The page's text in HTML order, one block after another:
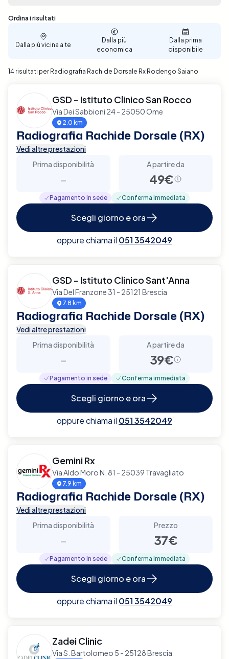
l'ora che meglio si adattano alle tue esigenze.
Prenota ora per un'esperienza senza stress e per un
passo avanti verso il benessere della tua colonna
vertebrale a Rodengo Saiano.
Sono stati trovati 14 risultati
Ordina i risultati
Dalla più vicina a te
Dalla più
economica
Dalla prima
disponibile
14 risultati per Radiografia Rachide Dorsale Rx Rodengo Saiano
GSD - Istituto Clinico San Rocco
Via Dei Sabbioni 24 - 25050 Ome
2.0 km
Radiografia Rachide Dorsale (RX)
Vedi altre prestazioni
Prima disponibilità
-
A partire da
49€
Pagamento in sede Conferma immediata
Scegli giorno e ora
oppure chiama il 051 3542049
GSD - Istituto Clinico Sant'Anna
Via Del Franzone 31 - 25121 Brescia
7.8 km
Radiografia Rachide Dorsale (RX)
Vedi altre prestazioni
Prima disponibilità
-
A partire da
39€
Pagamento in sede Conferma immediata
Scegli giorno e ora
oppure chiama il 051 3542049
Gemini Rx
Via Aldo Moro N. 81 - 25039 Travagliato
7.9 km
Radiografia Rachide Dorsale (RX)
Vedi altre prestazioni
Prima disponibilità
-
Prezzo
37€
Pagamento in sede Conferma immediata
Scegli giorno e ora
oppure chiama il 051 3542049
Zadei Clinic
Via S. Bartolomeo 5 - 25128 Brescia